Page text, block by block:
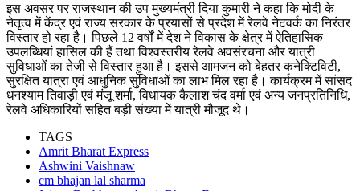
इस अवसर पर राजस्थान की उप मुख्यमंत्री दिया कुमारी ने कहा कि मोदी के
नेतृत्व में केंद्र एवं राज्य सरकार के प्रयासों से प्रदेश में रेलवे नेटवर्क का निरंतर
विस्तार हो रहा है। पिछले 12 वर्षों में देश ने विकास के क्षेत्र में ऐतिहासिक
उपलब्धियां हासिल की हैं तथा विश्वस्तरीय रेलवे अवसंरचना और यात्री
सुविधाओं का तेजी से विस्तार हुआ है। इससे आमजन को बेहतर कनेक्टिविटी,
सुरक्षित यात्रा एवं आधुनिक सुविधाओं का लाभ मिल रहा है। कार्यक्रम में सांसद
धनश्याम तिवाड़ी एवं मंजू शर्मा, विधायक कैलाश चंद वर्मा एवं अन्य जनप्रतिनिधि,
रेलवे अधिकारियों सहित बड़ी संख्या में यात्री मौजूद थे।
TAGS
Amrit Bharat Express
Ashwini Vaishnaw
cm bhajan lal sharma